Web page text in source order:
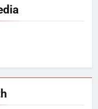
में आने वाले भक्तों
लक्ष्मण द्वार
में बढ़ेंगी सुविधाएं: 67%